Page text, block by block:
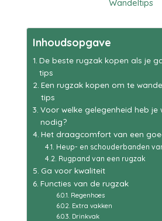
Wandeltips
Inhoudsopgave
De beste rugzak kopen als je
tips
Een rugzak kopen om te
tips
Voor welke gelegenheid heb je
nodig?
Het draagcomfort van een
Heup- en schouderbanden
Rugpand van een rugzak
Ga voor kwaliteit
Functies van de rugzak
Regenhoes
Extra vakken
Drinkvak